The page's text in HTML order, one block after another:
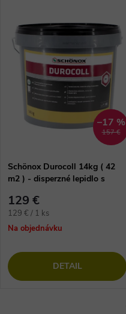
157 €
–17 %
Schönox Durocoll 14kg ( 42
m2 ) - disperzné lepidlo s
129 €
Jednotková
cena:
129 € / 1 ks
Na objednávku
DETAIL